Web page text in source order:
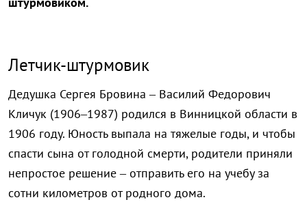
Летчик-штурмовик
Дедушка Сергея Бровина – Василий Федорович
Кличук (1906–1987) родился в Винницкой области в
1906 году. Юность выпала на тяжелые годы, и чтобы
спасти сына от голодной смерти, родители приняли
непростое решение – отправить его на учебу за
сотни километров от родного дома.